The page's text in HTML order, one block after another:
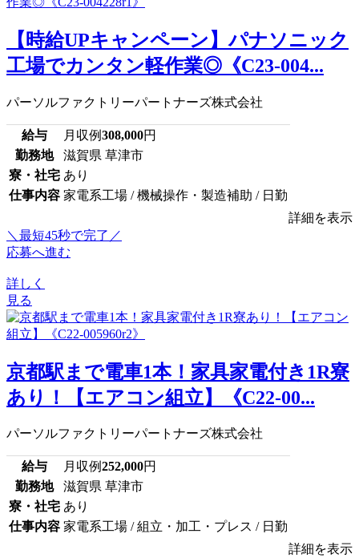
【時給UPキャンペーン】パナソニック
工場でカンタン軽作業◎《C23-004...
パーソルファクトリーパートナーズ株式会社
給与 月収例308,000円
勤務地
滋賀県 草津市
寮・社宅 あり
仕事内容 家電系工場 / 機械操作・製造補助 / 日勤
詳細を表示
＼最短45秒で完了／
応募へ進む
詳しく
見る
京都駅まで電車1本！家具家電付き1R寮
あり！【エアコン組立】《C22-00...
パーソルファクトリーパートナーズ株式会社
給与 月収例252,000円
勤務地
滋賀県 草津市
寮・社宅 あり
仕事内容 家電系工場 / 組立・加工・プレス / 日勤
詳細を表示